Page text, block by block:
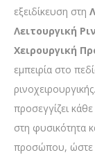
εξειδίκευση στη
Λειτουργική
Χειρουργική
εμπειρία στο
προσεγγίζει
στη φυσικότητα
προσώπου, ώστε